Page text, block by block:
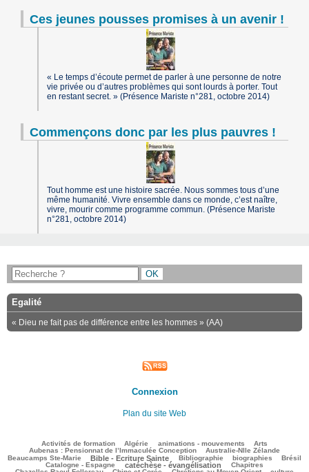
Ces jeunes pousses promises à un avenir !
« Le temps d’écoute permet de parler à une personne de notre
vie privée ou d’autres problèmes qui sont lourds à porter. Tout
en restant secret. » (Présence Mariste n°281, octobre 2014)
Commençons donc par les plus pauvres !
Tout homme est une histoire sacrée. Nous sommes tous d’une
même humanité. Vivre ensemble dans ce monde, c’est naître,
vivre, mourir comme programme commun. (Présence Mariste
n°281, octobre 2014)
Egalité
« Dieu ne fait pas de différence entre les hommes » (AA)
Connexion
Plan du site Web
Activités de formation Algérie animations - mouvements Arts
Aubenas : Pensionnat de l’Immaculée Conception
91/2742 Australie-Nlle Zélande
135/2742
Beaucamps Ste-Marie
714/2742 Bible - Ecriture Sainte
44/2742 Bibliographie
439/2742 biographies
170/2742 Brésil
520/2742
Catalogne - Espagne
catéchèse - évangélisation Chapitres